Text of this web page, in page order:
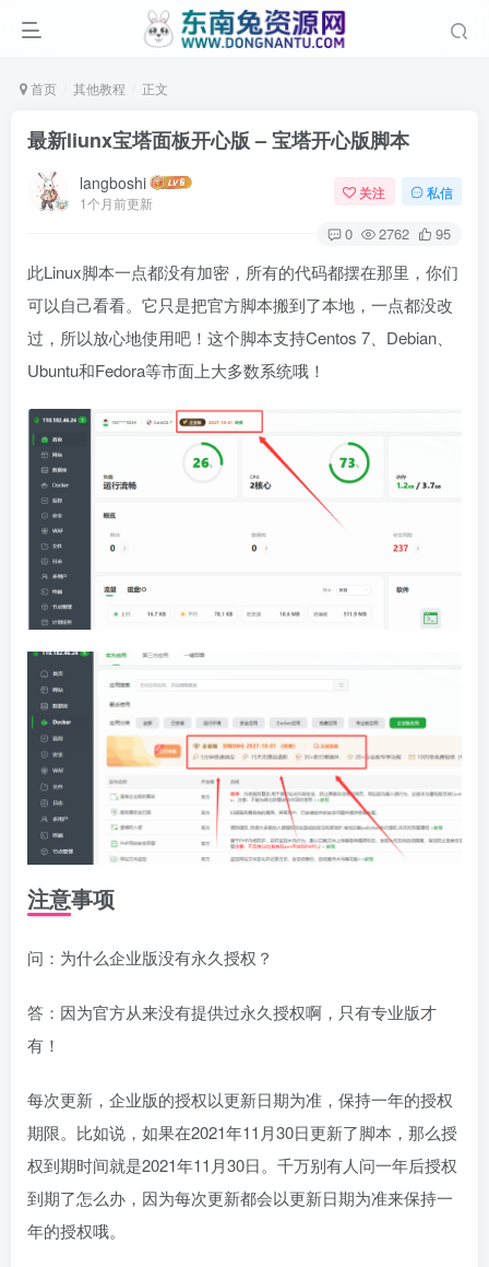
首页 其他教程 正文
最新liunx宝塔面板开心版 – 宝塔开心版脚本
langboshi
1个月前更新
关注 私信
0 2762 95
此Linux脚本一点都没有加密，所有的代码都摆在那里，你们
可以自己看看。它只是把官方脚本搬到了本地，一点都没改
过，所以放心地使用吧！这个脚本支持Centos 7、Debian、
Ubuntu和Fedora等市面上大多数系统哦！
注意事项
问：为什么企业版没有永久授权？
答：因为官方从来没有提供过永久授权啊，只有专业版才
有！
每次更新，企业版的授权以更新日期为准，保持一年的授权
期限。比如说，如果在2021年11月30日更新了脚本，那么授
权到期时间就是2021年11月30日。千万别有人问一年后授权
到期了怎么办，因为每次更新都会以更新日期为准来保持一
年的授权哦。